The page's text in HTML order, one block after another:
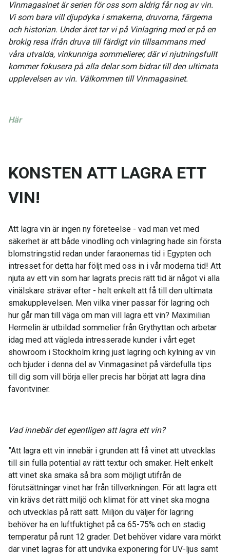
Vinmagasinet är serien för oss som aldrig får nog av vin.
Vi som bara vill djupdyka i smakerna, druvorna, färgerna
och historian. Under året tar vi på Vinlagring med er på en
brokig resa ifrån druva till färdigt vin tillsammans med
våra utvalda, vinkunniga sommelierer, där vi njutningsfullt
kommer fokusera på alla delar som bidrar till den ultimata
upplevelsen av vin. Välkommen till Vinmagasinet.
Här
KONSTEN ATT LAGRA ETT
VIN!
Att lagra vin är ingen ny företeelse - vad man vet med
säkerhet är att både vinodling och vinlagring hade sin första
blomstringstid redan under faraonernas tid i Egypten och
intresset för detta har följt med oss in i vår moderna tid! Att
njuta av ett vin som har lagrats precis rätt tid är något vi alla
vinälskare strävar efter - helt enkelt att få till den ultimata
smakupplevelsen. Men vilka viner passar för lagring och
hur går man till väga om man vill lagra ett vin? Maximilian
Hermelin är utbildad sommelier från Grythyttan och arbetar
idag med att vägleda intresserade kunder i vårt eget
showroom i Stockholm kring just lagring och kylning av vin
och bjuder i denna del av Vinmagasinet på värdefulla tips
till dig som vill börja eller precis har börjat att lagra dina
favoritviner.
Vad innebär det egentligen att lagra ett vin?
”Att lagra ett vin innebär i grunden att få vinet att utvecklas
till sin fulla potential av rätt textur och smaker. Helt enkelt
att vinet ska smaka så bra som möjligt utifrån de
förutsättningar vinet har från tillverkningen. För att lagra ett
vin krävs det rätt miljö och klimat för att vinet ska mogna
och utvecklas på rätt sätt. Miljön du väljer för lagring
behöver ha en luftfuktighet på ca 65-75% och en stadig
temperatur på runt 12 grader. Det behöver vidare vara mörkt
där vinet lagras för att undvika exponering för UV-ljus samt